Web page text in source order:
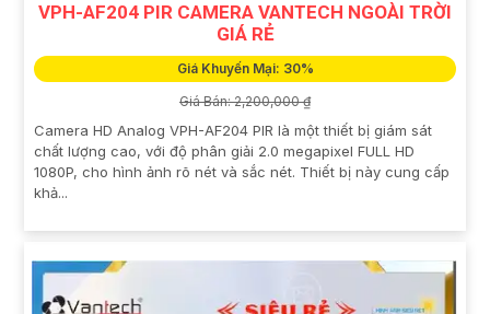
VPH-AF204 PIR CAMERA VANTECH NGOÀI TRỜI
GIÁ RẺ
Giá Khuyến Mại: 30%
Giá Bán: 2,200,000 ₫
Camera HD Analog VPH-AF204 PIR là một thiết bị giám sát
chất lượng cao, với độ phân giải 2.0 megapixel FULL HD
1080P, cho hình ảnh rõ nét và sắc nét. Thiết bị này cung cấp
khả...